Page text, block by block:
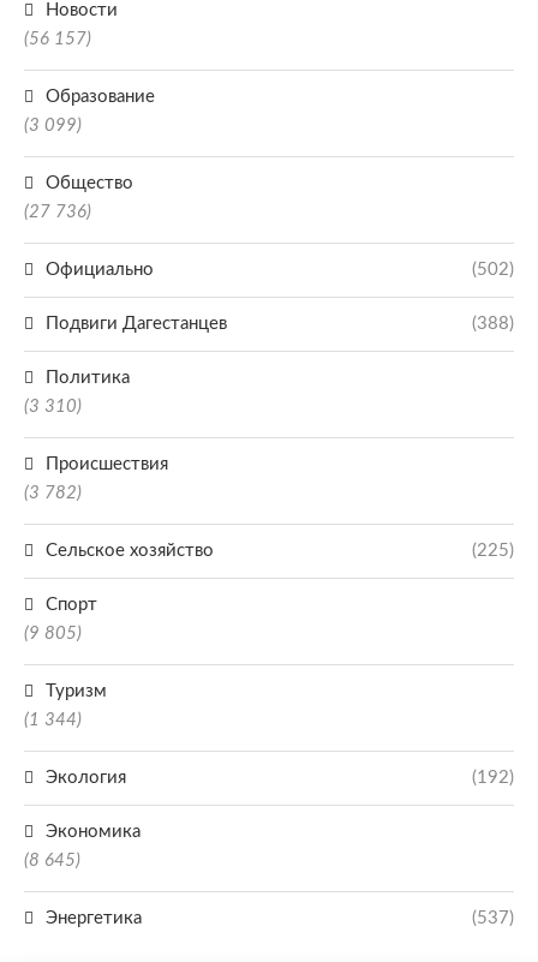
Новости
(56 157)
Образование
(3 099)
Общество
(27 736)
Официально (502)
Подвиги Дагестанцев (388)
Политика
(3 310)
Происшествия
(3 782)
Сельское хозяйство (225)
Спорт
(9 805)
Туризм
(1 344)
Экология (192)
Экономика
(8 645)
Энергетика (537)